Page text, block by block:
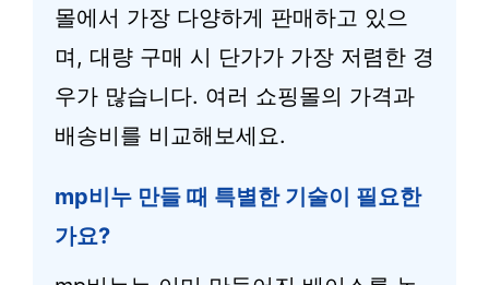
몰에서 가장 다양하게 판매하고 있으
며, 대량 구매 시 단가가 가장 저렴한 경
우가 많습니다. 여러 쇼핑몰의 가격과
배송비를 비교해보세요.
mp비누 만들 때 특별한 기술이 필요한
가요?